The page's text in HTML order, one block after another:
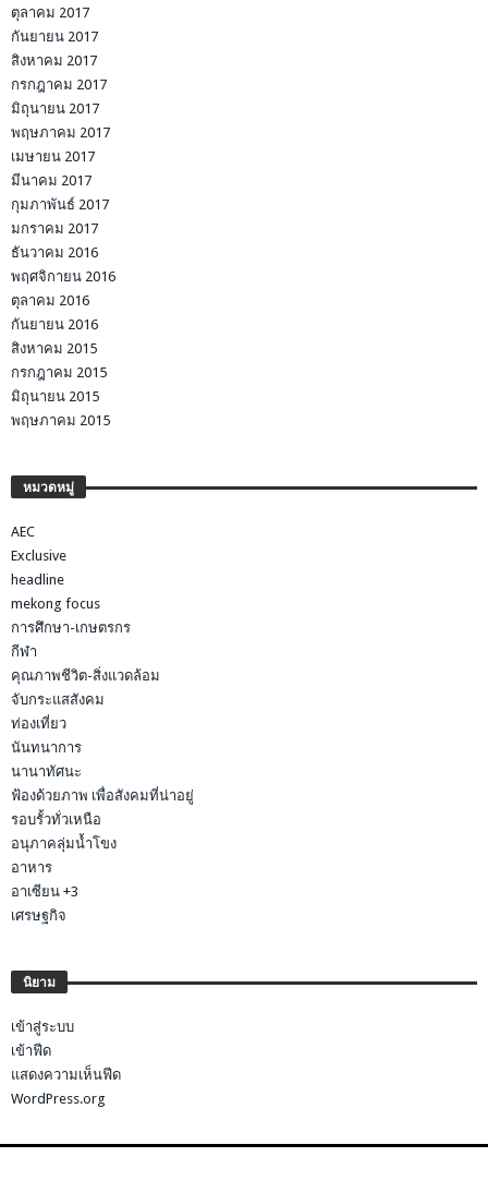
ตุลาคม 2017
กันยายน 2017
สิงหาคม 2017
กรกฎาคม 2017
มิถุนายน 2017
พฤษภาคม 2017
เมษายน 2017
มีนาคม 2017
กุมภาพันธ์ 2017
มกราคม 2017
ธันวาคม 2016
พฤศจิกายน 2016
ตุลาคม 2016
กันยายน 2016
สิงหาคม 2015
กรกฎาคม 2015
มิถุนายน 2015
พฤษภาคม 2015
หมวดหมู่
AEC
Exclusive
headline
mekong focus
การศึกษา-เกษตรกร
กีฬา
คุณภาพชีวิต-สิ่งแวดล้อม
จับกระแสสังคม
ท่องเที่ยว
นันทนาการ
นานาทัศนะ
ฟ้องด้วยภาพ เพื่อสังคมที่น่าอยู่
รอบรั้วทั่วเหนือ
อนุภาคลุ่มน้ำโขง
อาหาร
อาเซียน +3
เศรษฐกิจ
นิยาม
เข้าสู่ระบบ
เข้าฟีด
แสดงความเห็นฟีด
WordPress.org